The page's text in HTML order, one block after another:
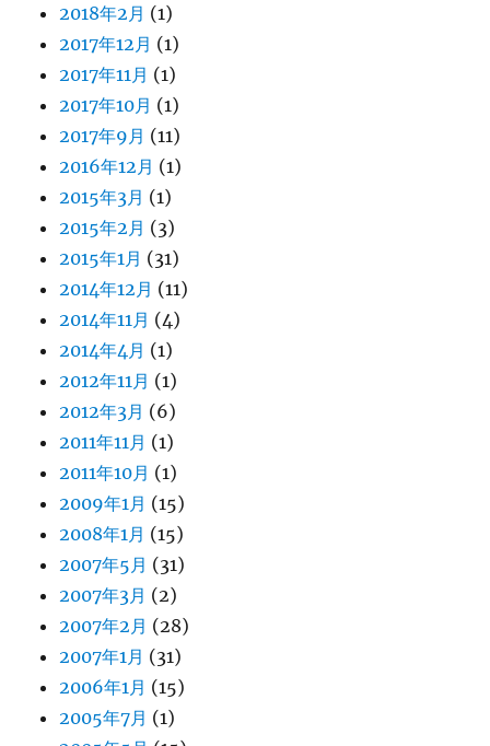
2018年2月 (1)
2017年12月 (1)
2017年11月 (1)
2017年10月 (1)
2017年9月 (11)
2016年12月 (1)
2015年3月 (1)
2015年2月 (3)
2015年1月 (31)
2014年12月 (11)
2014年11月 (4)
2014年4月 (1)
2012年11月 (1)
2012年3月 (6)
2011年11月 (1)
2011年10月 (1)
2009年1月 (15)
2008年1月 (15)
2007年5月 (31)
2007年3月 (2)
2007年2月 (28)
2007年1月 (31)
2006年1月 (15)
2005年7月 (1)